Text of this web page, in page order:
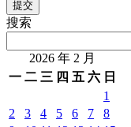
提交
搜索
2026 年 2 月
一 二 三 四 五 六 日
1
2
3 4 5 6 7
8